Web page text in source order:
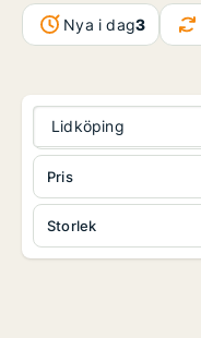
Nya i dag3
Lidköping
Storlek
Pris